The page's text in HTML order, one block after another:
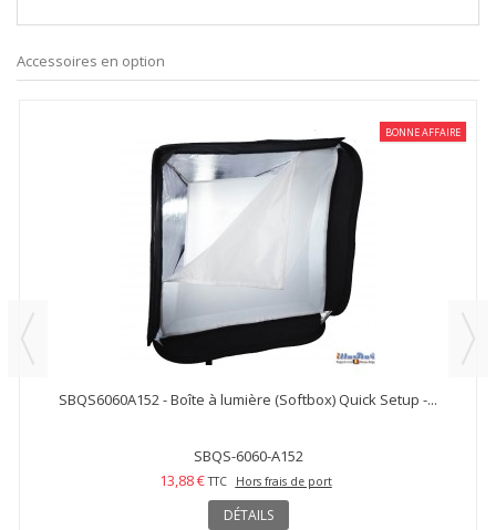
Accessoires en option
BONNE AFFAIRE
SBQS6060A152 - Boîte à lumière (Softbox) Quick Setup -...
SBQS-6060-A152
13,88 € TTC Hors frais de port
DÉTAILS